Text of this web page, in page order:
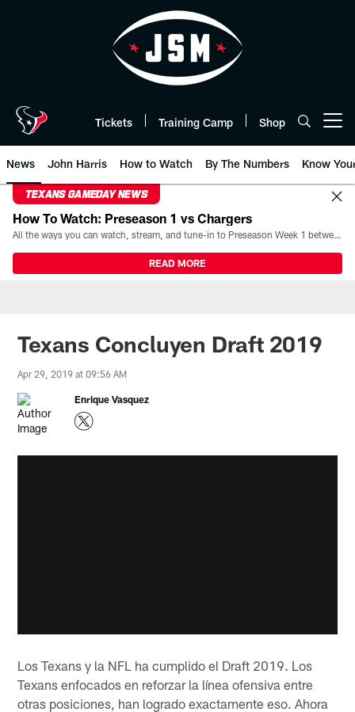
Tickets Training Camp Shop
News John Harris How to Watch By The Numbers Know
TEXANS GAMEDAY NEWS
How To Watch: Preseason 1 vs Chargers
All the ways you can watch, stream, and tune-in to Preseason Week 1 between the Texans and the Los Angeles Chargers at Reliant Stadium on August 13.
READ MORE
Texans Concluyen Draft 2019
Apr 29, 2019 at 09:56 AM
Enrique Vasquez
Los Texans y la NFL ha cumplido el Draft 2019. Los
Texans enfocados en reforzar la línea ofensiva entre
otras posiciones, han logrado exactamente eso. Ahora